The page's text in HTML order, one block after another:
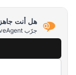
هل أنت جاهز
جرّب LiveAgent مجانًا واكتشف الفرق بنفسك.